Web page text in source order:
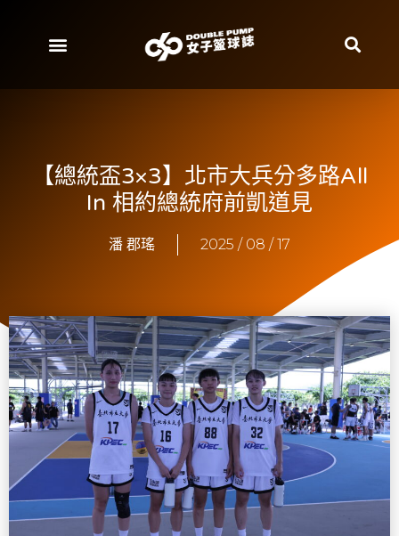
【總統盃3×3】北市大兵分多路All
In 相約總統府前凱道見
潘 郡瑤 2025 / 08 / 17